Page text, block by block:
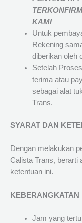
KAMI
Untuk
Rekening
diberikan oleh
Setelah
terima atau
sebagai alat
Trans.
SYARAT DAN
Dengan melakukan
Calista Trans, berarti
ketentuan ini.
KEBERANGKATAN
Jam yang